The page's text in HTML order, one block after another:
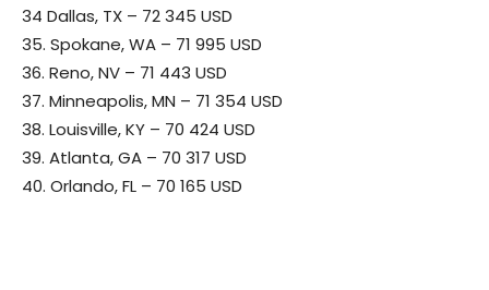
34 Dallas, TX – 72 345 USD
35. Spokane, WA – 71 995 USD
36. Reno, NV – 71 443 USD
37. Minneapolis, MN – 71 354 USD
38. Louisville, KY – 70 424 USD
39. Atlanta, GA – 70 317 USD
40. Orlando, FL – 70 165 USD